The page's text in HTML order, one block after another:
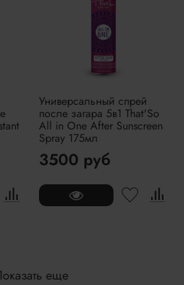
Универсальный спрей
после загара 5в1 That'So
All in One After Sunscreen
Spray 175мл
3500 руб
еще